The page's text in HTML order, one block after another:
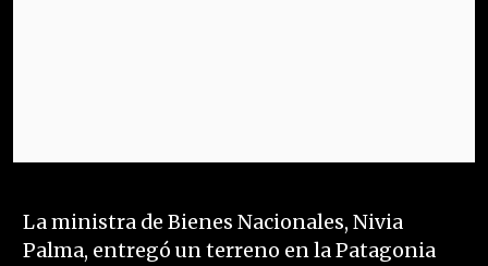
La ministra de Bienes Nacionales, Nivia
Palma, entregó un terreno en la Patagonia